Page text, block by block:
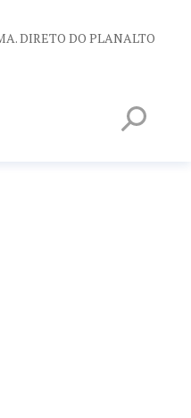
DIRETO DO PLANALTO